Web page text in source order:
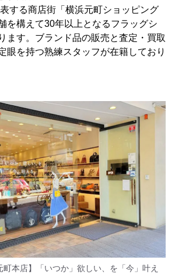
する商店街「横浜元町ショッピング
を構えて30年以上となるフラッグシ
ます。ブランド品の販売と査定・買取
眼を持つ熟練スタッフが在籍しており
町本店】「いつか」欲しい、を「今」叶え